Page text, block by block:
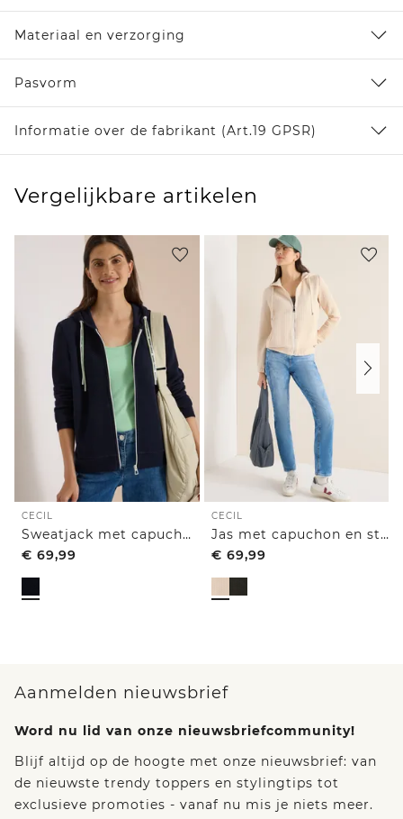
Materiaal en verzorging
Pasvorm
Informatie over de fabrikant (Art.19 GPSR)
Vergelijkbare artikelen
CECIL
Sweatjack met capuchon en structuur
€ 69,99
CECIL
Jas met capuchon en structuur
€ 69,99
Aanmelden nieuwsbrief
Word nu lid van onze nieuwsbriefcommunity!
Blijf altijd op de hoogte met onze nieuwsbrief: van
de nieuwste trendy toppers en stylingtips tot
exclusieve promoties - vanaf nu mis je niets meer.